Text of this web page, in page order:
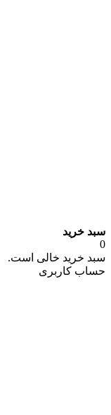
سبد خرید
0
سبد خرید خالی است.
حساب کاربری